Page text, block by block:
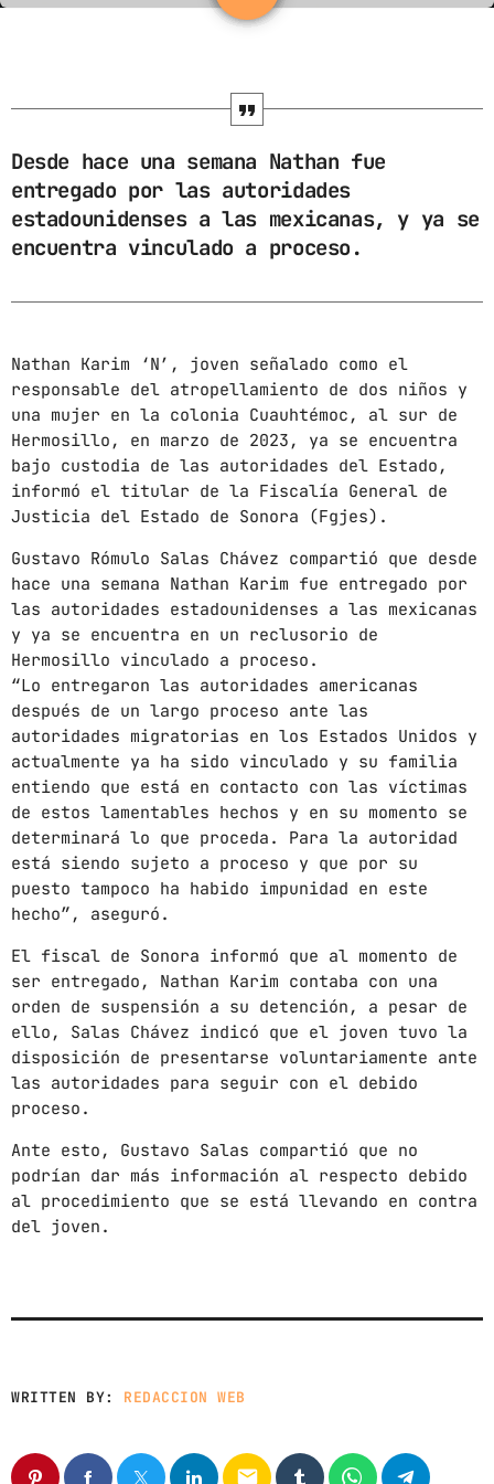
marzo 2025
enero 2025
diciembre 2024
septiembre 2024
agosto 2024
julio 2024
junio 2024
abril 2024
marzo 2024
febrero 2024
CATEGORÍAS
Blog
Gobierno de Hermosillo
Gobierno de Sonora
Hermosillo
News
Noticias
Sonora
UPCOMING SHOWS
CON TODA LA ACTITUD
12:00 PM - 2:00 PM
POR LA TARDE
Desde hace una semana Nathan fue
entregado por las autoridades
estadounidenses a las mexicanas, y ya se
encuentra vinculado a proceso.
Nathan Karim ‘N’, joven señalado como el
responsable del atropellamiento de dos niños y
una mujer en la colonia Cuauhtémoc, al sur de
Hermosillo, en marzo de 2023, ya se encuentra
bajo custodia de las autoridades del Estado,
informó el titular de la Fiscalía General de
Justicia del Estado de Sonora (Fgjes).
Gustavo Rómulo Salas Chávez compartió que desde
hace una semana Nathan Karim fue entregado por
las autoridades estadounidenses a las mexicanas
y ya se encuentra en un reclusorio de
Hermosillo vinculado a proceso.
“Lo entregaron las autoridades americanas
después de un largo proceso ante las
autoridades migratorias en los Estados Unidos y
actualmente ya ha sido vinculado y su familia
entiendo que está en contacto con las víctimas
de estos lamentables hechos y en su momento se
determinará lo que proceda. Para la autoridad
está siendo sujeto a proceso y que por su
puesto tampoco ha habido impunidad en este
hecho”, aseguró.
El fiscal de Sonora informó que al momento de
ser entregado, Nathan Karim contaba con una
orden de suspensión a su detención, a pesar de
ello, Salas Chávez indicó que el joven tuvo la
disposición de presentarse voluntariamente ante
las autoridades para seguir con el debido
proceso.
Ante esto, Gustavo Salas compartió que no
podrían dar más información al respecto debido
al procedimiento que se está llevando en contra
del joven.
WRITTEN BY: REDACCION WEB
email